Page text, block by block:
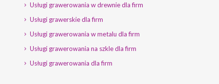
Usługi grawerowania w drewnie dla firm
Usługi grawerskie dla firm
Usługi grawerowania w metalu dla firm
Usługi grawerowania na szkle dla firm
Usługi grawerowania dla firm